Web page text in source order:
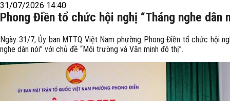
31/07/2026 14:40
Phong Điền tổ chức hội nghị “Tháng nghe dân
Ngày 31/7, Ủy ban MTTQ Việt Nam phường Phong Điền tổ chức hội
nghe dân nói” với chủ đề “Môi trường và Văn minh đô thị”.